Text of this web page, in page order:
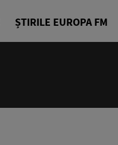
ȘTIRILE EUROPA FM